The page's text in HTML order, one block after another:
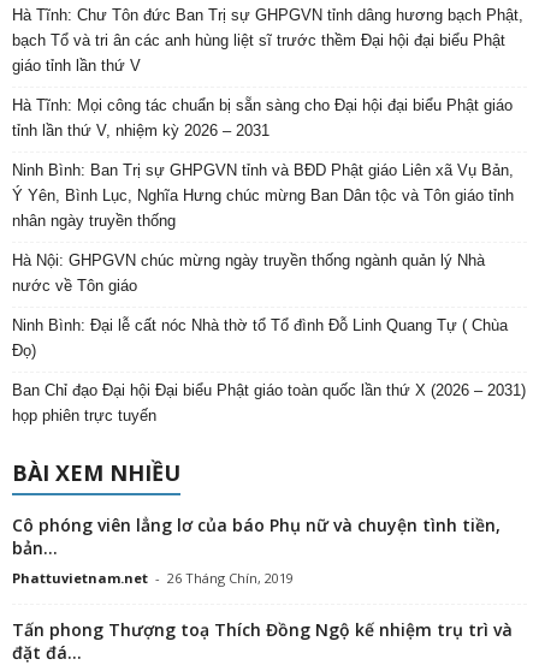
Hà Tĩnh: Chư Tôn đức Ban Trị sự GHPGVN tỉnh dâng hương bạch Phật,
bạch Tổ và tri ân các anh hùng liệt sĩ trước thềm Đại hội đại biểu Phật
giáo tỉnh lần thứ V
Hà Tĩnh: Mọi công tác chuẩn bị sẵn sàng cho Đại hội đại biểu Phật giáo
tỉnh lần thứ V, nhiệm kỳ 2026 – 2031
Ninh Bình: Ban Trị sự GHPGVN tỉnh và BĐD Phật giáo Liên xã Vụ Bản,
Ý Yên, Bình Lục, Nghĩa Hưng chúc mừng Ban Dân tộc và Tôn giáo tỉnh
nhân ngày truyền thống
Hà Nội: GHPGVN chúc mừng ngày truyền thống ngành quản lý Nhà
nước về Tôn giáo
Ninh Bình: Đại lễ cất nóc Nhà thờ tổ Tổ đình Đỗ Linh Quang Tự ( Chùa
Đọ)
Ban Chỉ đạo Đại hội Đại biểu Phật giáo toàn quốc lần thứ X (2026 – 2031)
họp phiên trực tuyến
BÀI XEM NHIỀU
Cô phóng viên lẳng lơ của báo Phụ nữ và chuyện tình tiền,
bản...
Phattuvietnam.net - 26 Tháng Chín, 2019
Tấn phong Thượng toạ Thích Đồng Ngộ kế nhiệm trụ trì và
đặt đá...